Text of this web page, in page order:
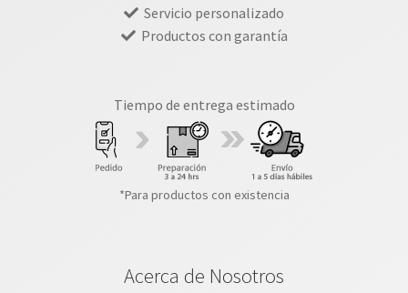
Servicio personalizado
Productos con garantía
Tiempo de entrega estimado
*Para productos con existencia
Acerca de Nosotros